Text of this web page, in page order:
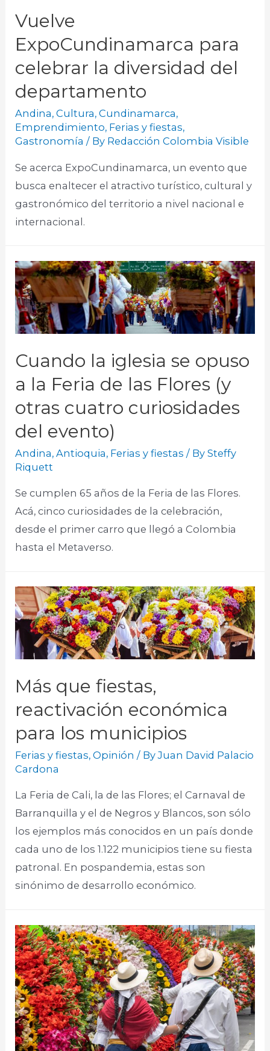
Vuelve
ExpoCundinamarca para
celebrar la diversidad del
departamento
Andina,Cultura,Cundinamarca,
Emprendimiento, Ferias y fiestas,
Gastronomía / By Redacción Colombia Visible
Se acerca ExpoCundinamarca, un evento que
busca enaltecer el atractivo turístico, cultural y
gastronómico del territorio a nivel nacional e
internacional.​
Cuando la iglesia se opuso
a la Feria de las Flores (y
otras cuatro curiosidades
del evento)
Andina,Antioquia, Ferias y fiestas / BySteffy
Riquett
Se cumplen 65 años de la Feria de las Flores.
Acá, cinco curiosidades de la celebración,
desde el primer carro que llegó a Colombia
hasta el Metaverso.
Más que fiestas,
reactivación económica
para los municipios
Ferias y fiestas,Opinión / ByJuan David Palacio
Cardona
La Feria de Cali, la de las Flores; el Carnaval de
Barranquilla y el de Negros y Blancos, son sólo
los ejemplos más conocidos en un país donde
cada uno de los 1.122 municipios tiene su fiesta
patronal. En pospandemia, estas son
sinónimo de desarrollo económico.​